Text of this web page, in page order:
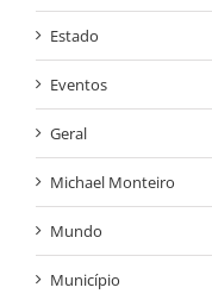
Estado
Eventos
Geral
Michael Monteiro
Mundo
Município